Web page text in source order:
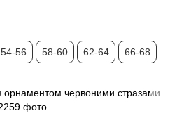
54-56 58-60 62-64 66-68